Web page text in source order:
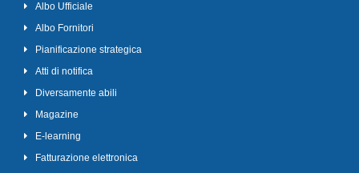
Albo Ufficiale
Albo Fornitori
Pianificazione strategica
Atti di notifica
Diversamente abili
Magazine
E-learning
Fatturazione elettronica